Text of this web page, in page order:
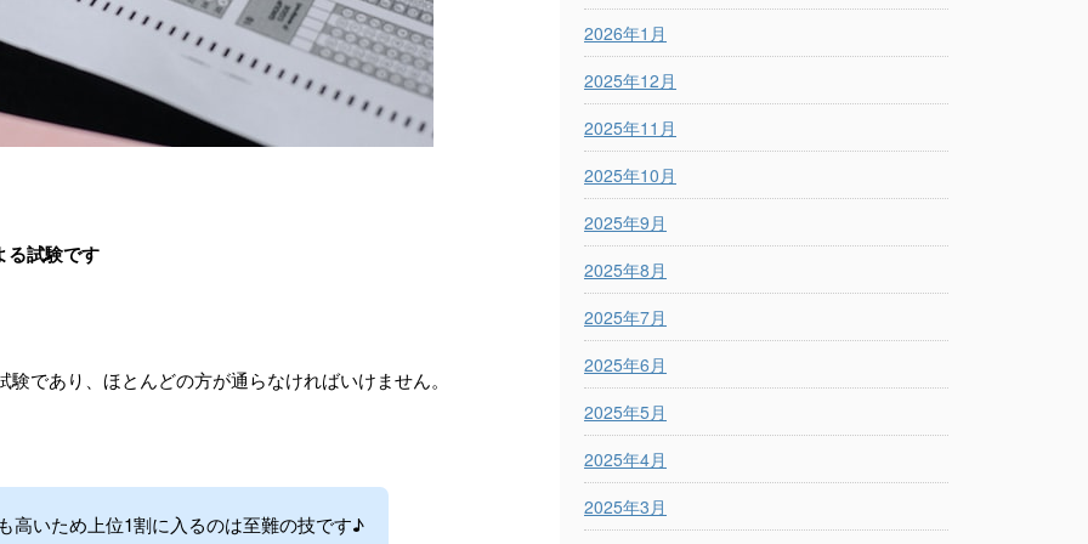
る試験です
であり、ほとんどの方が通らなければいけません。
高いため上位1割に入るのは至難の技です♪
2026年1月
2025年12月
2025年11月
2025年10月
2025年9月
2025年8月
2025年7月
2025年6月
2025年5月
2025年4月
2025年3月